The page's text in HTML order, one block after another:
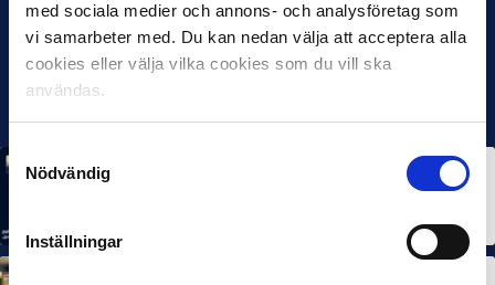
med sociala medier och annons- och analysföretag som
vi samarbeter med. Du kan nedan välja att acceptera alla
cookies eller välja vilka cookies som du vill ska
användas.
Samtyckesval
Nödvändig
Inställningar
Rösta på Månadens Spelare & Tränare i juli